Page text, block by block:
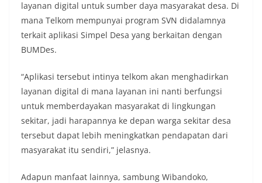
layanan digital untuk sumber daya masyarakat desa. Di
mana Telkom mempunyai program SVN didalamnya
terkait aplikasi Simpel Desa yang berkaitan dengan
BUMDes.
“Aplikasi tersebut intinya telkom akan menghadirkan
layanan digital di mana layanan ini nanti berfungsi
untuk memberdayakan masyarakat di lingkungan
sekitar, jadi harapannya ke depan warga sekitar desa
tersebut dapat lebih meningkatkan pendapatan dari
masyarakat itu sendiri,” jelasnya.
Adapun manfaat lainnya, sambung Wibandoko,